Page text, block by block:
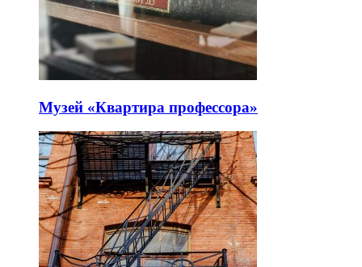
Музей «Квартира профессора»